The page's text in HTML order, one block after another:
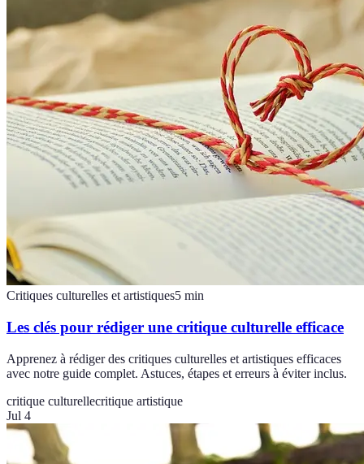
Critiques culturelles et artistiques5 min
Les clés pour rédiger une critique culturelle efficace
Apprenez à rédiger des critiques culturelles et artistiques efficaces
avec notre guide complet. Astuces, étapes et erreurs à éviter inclus.
critique culturellecritique artistique
Jul 4